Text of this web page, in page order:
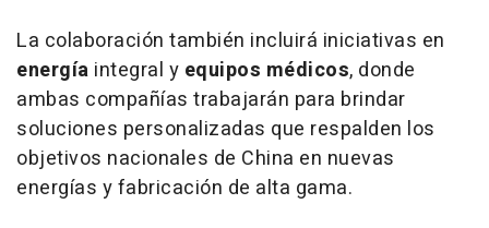
La colaboración también incluirá iniciativas en
energía integral y equipos médicos, donde
ambas compañías trabajarán para brindar
soluciones personalizadas que respalden los
objetivos nacionales de China en nuevas
energías y fabricación de alta gama.